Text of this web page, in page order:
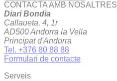
CONTACTA AMB NOSALTRES
Diari Bondia
Callaueta, 4, 1r
AD500 Andorra la Vella
Principat d'Andorra
Tel. +376 80 88 88
Formulari de contacte
Serveis